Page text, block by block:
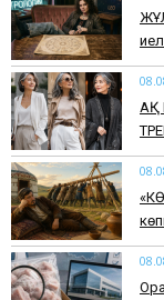
АҚ